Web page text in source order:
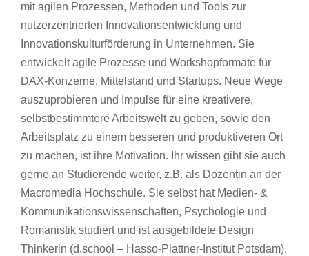
mit agilen Prozessen, Methoden und Tools zur
nutzerzentrierten Innovationsentwicklung und
Innovationskulturförderung in Unternehmen. Sie
entwickelt agile Prozesse und Workshopformate für
DAX-Konzerne, Mittelstand und Startups. Neue Wege
auszuprobieren und Impulse für eine kreativere,
selbstbestimmtere Arbeitswelt zu geben, sowie den
Arbeitsplatz zu einem besseren und produktiveren Ort
zu machen, ist ihre Motivation. Ihr wissen gibt sie auch
gerne an Studierende weiter, z.B. als Dozentin an der
Macromedia Hochschule. Sie selbst hat Medien- &
Kommunikationswissenschaften, Psychologie und
Romanistik studiert und ist ausgebildete Design
Thinkerin (d.school – Hasso-Plattner-Institut Potsdam).